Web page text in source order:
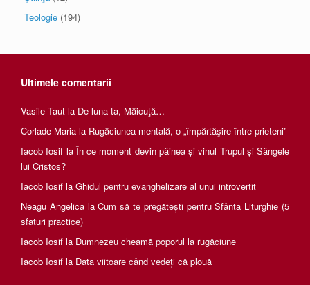
Teologie (194)
Ultimele comentarii
Vasile Taut la De luna ta, Măicuţă…
Corlade Maria la Rugăciunea mentală, o „împărtăşire între prieteni”
Iacob Iosif la În ce moment devin pâinea și vinul Trupul și Sângele
lui Cristos?
Iacob Iosif la Ghidul pentru evanghelizare al unui introvertit
Neagu AngelicalaCum să te pregătești pentru Sfânta Liturghie (5
sfaturi practice)
Iacob Iosif la Dumnezeu cheamă poporul la rugăciune
Iacob Iosif la Data viitoare când vedeți că plouă